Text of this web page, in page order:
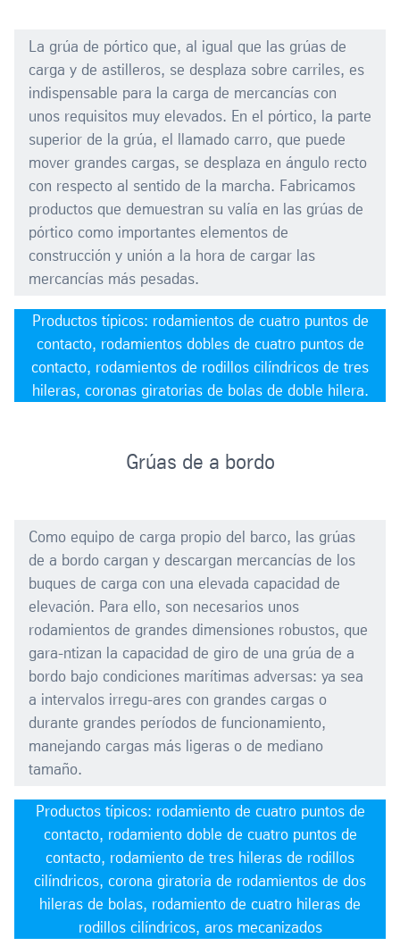
La grúa de pórtico que, al igual que las grúas de
carga y de astilleros, se desplaza sobre carriles, es
indispensable para la carga de mercancías con
unos requisitos muy elevados. En el pórtico, la parte
superior de la grúa, el llamado carro, que puede
mover grandes cargas, se desplaza en ángulo recto
con respecto al sentido de la marcha. Fabricamos
productos que demuestran su valía en las grúas de
pórtico como importantes elementos de
construcción y unión a la hora de cargar las
mercancías más pesadas.
Productos típicos: rodamientos de cuatro puntos de
contacto, rodamientos dobles de cuatro puntos de
contacto, rodamientos de rodillos cilíndricos de tres
hileras, coronas giratorias de bolas de doble hilera.
Grúas de a bordo
Como equipo de carga propio del barco, las grúas
de a bordo cargan y descargan mercancías de los
buques de carga con una elevada capacidad de
elevación. Para ello, son necesarios unos
rodamientos de grandes dimensiones robustos, que
gara-ntizan la capacidad de giro de una grúa de a
bordo bajo condiciones marítimas adversas: ya sea
a intervalos irregu-ares con grandes cargas o
durante grandes períodos de funcionamiento,
manejando cargas más ligeras o de mediano
tamaño.
Productos típicos: rodamiento de cuatro puntos de
contacto, rodamiento doble de cuatro puntos de
contacto, rodamiento de tres hileras de rodillos
cilíndricos, corona giratoria de rodamientos de dos
hileras de bolas, rodamiento de cuatro hileras de
rodillos cilíndricos, aros mecanizados